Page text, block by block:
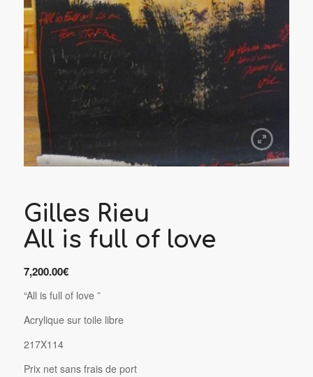
Gilles Rieu
All is full of love
7,200.00€
“All is full of love ”
Acrylique sur toile libre
217X114
Prix net sans frais de port